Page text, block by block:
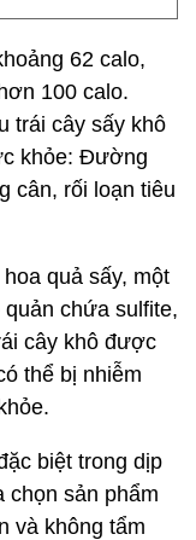
62 calo,
100 calo.
trái cây sấy khô
khỏe: Đường
cân, rối loạn tiêu
quả sấy, một
chứa sulfite,
cây khô được
thể bị nhiễm
biệt trong dịp
chọn sản phẩm
và không tẩm